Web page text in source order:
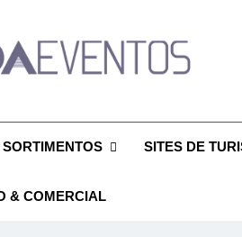
Feiras De
SITES DE
& COMERCIAL